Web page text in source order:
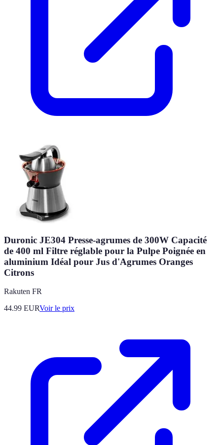
Duronic JE304 Presse-agrumes de 300W Capacité
de 400 ml Filtre réglable pour la Pulpe Poignée en
aluminium Idéal pour Jus d'Agrumes Oranges
Citrons
Rakuten FR
44.99 EURVoir le prix